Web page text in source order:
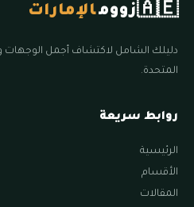
🇦🇪زوومالإمارات
دليلك الشامل لاكتشاف أجمل الوجهات
المتحدة.
روابط سريعة
الرئيسية
الأقسام
المقالات